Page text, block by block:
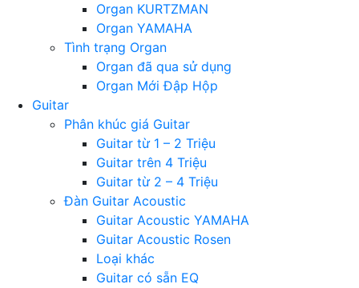
Organ KURTZMAN
Organ YAMAHA
Tình trạng Organ
Organ đã qua sử dụng
Organ Mới Đập Hộp
Guitar
Phân khúc giá Guitar
Guitar từ 1 – 2 Triệu
Guitar trên 4 Triệu
Guitar từ 2 – 4 Triệu
Đàn Guitar Acoustic
Guitar Acoustic YAMAHA
Guitar Acoustic Rosen
Loại khác
Guitar có sẵn EQ